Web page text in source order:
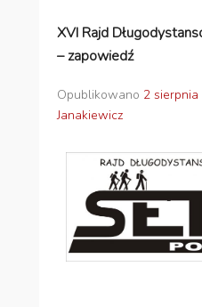
XVI Rajd
– zapowiedź
Opublikowano 2 sierpnia
Janakiewicz